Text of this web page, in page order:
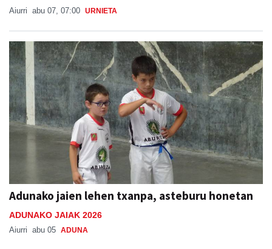
Aiurri abu 07, 07:00 URNIETA
Adunako jaien lehen txanpa, asteburu honetan
ADUNAKO JAIAK 2026
Aiurri abu 05 ADUNA